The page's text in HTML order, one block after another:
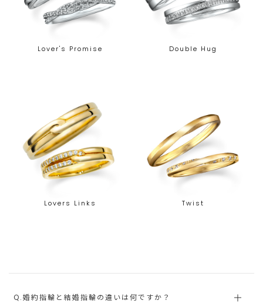
Lover's Promise Double Hug
Lovers Links Twist
Q.婚約指輪と結婚指輪の違いは何ですか？